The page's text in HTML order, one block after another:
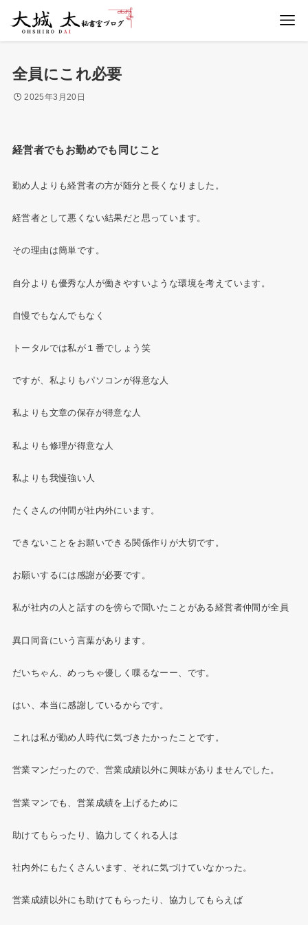
全員にこれ必要
2025年3月20日
経営者でもお勤めでも同じこと
勤め人よりも経営者の方が随分と長くなりました。
経営者として悪くない結果だと思っています。
その理由は簡単です。
自分よりも優秀な人が働きやすいような環境を考えています。
自慢でもなんでもなく
トータルでは私が１番でしょう笑
ですが、私よりもパソコンが得意な人
私よりも文章の保存が得意な人
私よりも修理が得意な人
私よりも我慢強い人
たくさんの仲間が社内外にいます。
できないことをお願いできる関係作りが大切です。
お願いするには感謝が必要です。
私が社内の人と話すのを傍らで聞いたことがある経営者仲間が全員
異口同音にいう言葉があります。
だいちゃん、めっちゃ優しく喋るなーー、です。
はい、本当に感謝しているからです。
これは私が勤め人時代に気づきたかったことです。
営業マンだったので、営業成績以外に興味がありませんでした。
営業マンでも、営業成績を上げるために
助けてもらったり、協力してくれる人は
社内外にもたくさんいます、それに気づけていなかった。
営業成績以外にも助けてもらったり、協力してもらえば